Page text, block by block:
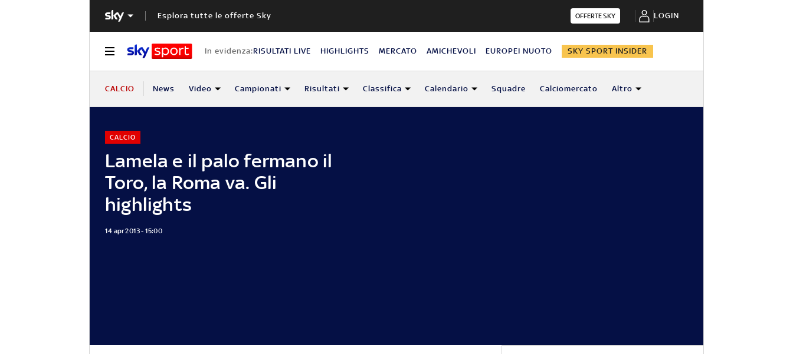
Esplora tutte le offerte Sky OFFERTE SKY LOGIN
In evidenza:RISULTATI LIVE HIGHLIGHTS MERCATO AMICHEVOLI EUROPEI NUOTO SKY SPORT INSIDER
CALCIO News Video Campionati Risultati Classifica Calendario Squadre Calciomercato Altro
Lamela e il palo fermano il
Toro, la Roma va. Gli
highlights
CALCIO
14 apr 2013 - 15:00